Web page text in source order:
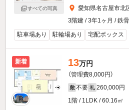
すべての写真
愛知県名古屋市北
3階建 / 3年1ヶ月 / 鉄
駐車場あり
駐輪場あり 宅配ボックス
新着 13万円
（管理費8,000円）
敷 不要 礼 260,000円
1階 / 1LDK / 60.16㎡